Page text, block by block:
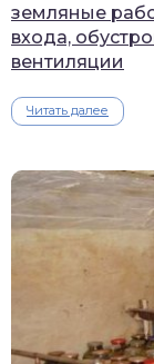
земляные
входа,
вентиляции
Читать далее